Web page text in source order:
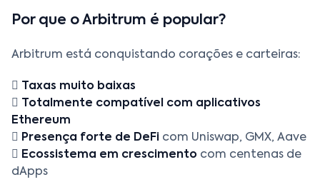
Por que o Arbitrum é popular?
Arbitrum está conquistando corações e carteiras:
 Taxas muito baixas
 Totalmente compatível com aplicativos
Ethereum
 Presença forte de DeFi com Uniswap, GMX, Aave
 Ecossistema em crescimento com centenas de
dApps